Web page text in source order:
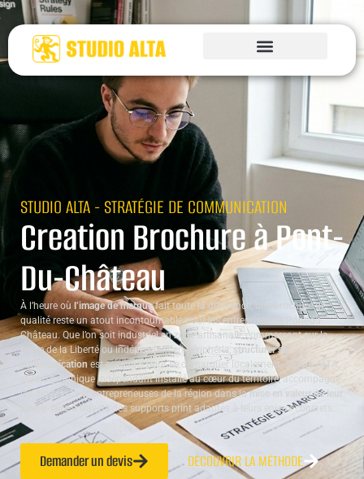
STUDIO ALTA - STRATÉGIE DE COMMUNICATION
Creation Brochure à Pont-
Du-Château
À l’heure où l’image de marquefait toute la différence, une brochure de
qualité reste un atout incontournable pour les entreprises de Pont-du-
Château. Que l’on soit industriel en zone artisanale, commerçant sur la
place de la Liberté ou indépendant en périphérie, structurer sa
communication est essentiel pour se démarquer localement. Studio ALTA,
studio graphique indépendant installé au cœur du territoire, accompagne
les dirigeants et entrepreneuses de la région dans lamise en valeur de leur
savoir-faireà travers des supports print adaptés à leurs enjeux concrets.
Demander un devis DÉCOUVRIR LA MÉTHODE